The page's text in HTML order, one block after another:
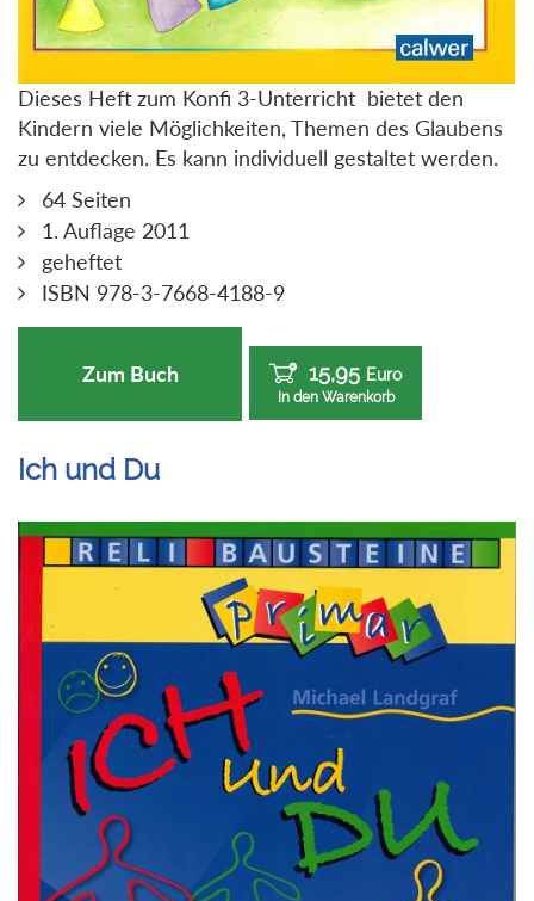
Dieses Heft zum Konfi 3-Unterricht bietet den
Kindern viele Möglichkeiten, Themen des Glaubens
zu entdecken. Es kann individuell gestaltet werden.
64 Seiten
1. Auflage 2011
geheftet
ISBN 978-3-7668-4188-9
Zum Buch 15,95 Euro
In den Warenkorb
Ich und Du